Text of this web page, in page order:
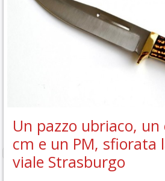
Un pazzo ubriaco,
cm e un PM, sfiorata
viale Strasburgo